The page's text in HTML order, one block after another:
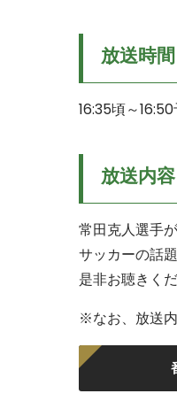
放送時間
16:35頃～
放送内容
常田克人選手
サッカーの話
是非お聴きくだ
※なお、放送